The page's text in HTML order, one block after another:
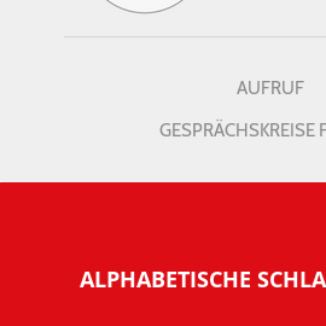
AUFRUF
GESPRÄCHSKREISE
ALPHABETISCHE